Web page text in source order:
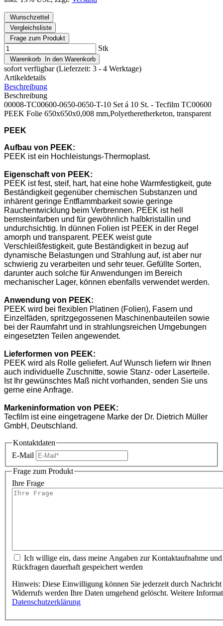
Wunschzettel
Vergleichsliste
Frage zum Produkt
Stk
Warenkorb In den Warenkorb
sofort verfügbar (Lieferzeit: 3 - 4 Werktage)
Artikeldetails
Beschreibung
Beschreibung
00008-TC00600-0650-0650-T-10 Set á 10 St. - Tecfilm TC00600
PEEK Folie 650x650x0,008 mm,Polyetheretherketon, transparent
PEEK
Aufbau von PEEK:
PEEK ist ein Hochleistungs-Thermoplast.
Eigenschaftvon PEEK:
PEEK ist fest, steif, hart, hat eine hohe Warmfestigkeit, gute
Beständigkeit gegenüber chemischen Substanzen und
inhärent geringe Entflammbarkeit sowie geringe
Rauchentwicklung beim Verbrennen. PEEK ist hell
bernsteinfarben und für gewöhnlich halbkristallin und
undurchsichtig. In dünnen Folien ist PEEK in der Regel
amorph und transparent. PEEK weist gute
Verschleißfestigkeit, gute Beständigkeit in bezug auf
dynamische Belastungen und Strahlung auf, ist aber nur
schwierig zu verarbeiten und sehr teuer. Gefüllte Sorten,
darunter auch solche für Anwendungen im Bereich
mechanischer Lager, können ebenfalls verwendet werden.
Anwendung von PEEK:
PEEK wird bei flexiblen Platinen (Folien), Fasern und
Einzelfäden, spritzgegossenen Maschinenbauteilen sowie
bei der Raumfahrt und in strahlungsreichen Umgebungen
eingesetzten Teilen angewendet.
Lieferformen von PEEK:
PEEK wird als Rolle geliefert. Auf Wunsch liefern wir Ihnen
auch individuelle Zuschnitte, sowie Stanz- oder Laserteile.
Ist Ihr gewünschtes Maß nicht vorhanden, senden Sie uns
gerne eine Anfrage.
Markeninformation von PEEK:
Tecfilm ist eine eingetragene Marke der Dr. Dietrich Müller
GmbH, Deutschland.
Kontaktdaten
E-Mail
Frage zum Produkt
Ihre Frage
Ich willige ein, dass meine Angaben zur Kontaktaufnahme
Rückfragen dauerhaft gespeichert werden
Hinweis: Diese Einwilligung können Sie jederzeit durch
Widerrufs werden Ihre Daten umgehend gelöscht. Weitere
Datenschutzerklärung